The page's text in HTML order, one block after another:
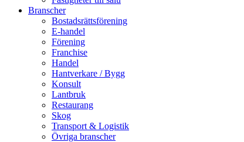
Branscher
Bostadsrättsförening
E-handel
Förening
Franchise
Handel
Hantverkare / Bygg
Konsult
Lantbruk
Restaurang
Skog
Transport & Logistik
Övriga branscher